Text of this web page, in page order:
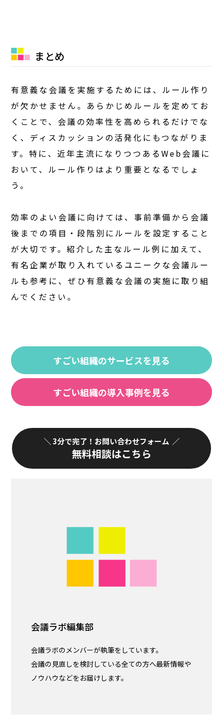
まとめ
有意義な会議を実施するためには、ルール作り
が欠かせません。あらかじめルールを定めてお
くことで、会議の効率性を高められるだけでな
く、ディスカッションの活発化にもつながりま
す。特に、近年主流になりつつあるWeb会議に
おいて、ルール作りはより重要となるでしょ
う。
効率のよい会議に向けては、事前準備から会議
後までの項目・段階別にルールを設定すること
が大切です。紹介した主なルール例に加えて、
有名企業が取り入れているユニークな会議ルー
ルも参考に、ぜひ有意義な会議の実施に取り組
んでください。
すごい組織のサービスを見る
すごい組織の導入事例を見る
3分で完了！お問い合わせフォーム
無料相談はこちら
会議ラボ編集部
会議ラボのメンバーが執筆をしています。
会議の見直しを検討している全ての方へ最新情報や
ノウハウなどをお届けします。